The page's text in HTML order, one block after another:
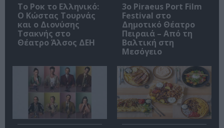
Το Ροκ το Ελληνικό:
Ο Κώστας Τουρνάς
και ο Διονύσης
Τσακνής στο
Θέατρο Άλσος ΔΕΗ
3o Piraeus Port Film
Festival στο
Δημοτικό Θέατρο
Πειραιά – Από τη
Βαλτική στη
Μεσόγειο